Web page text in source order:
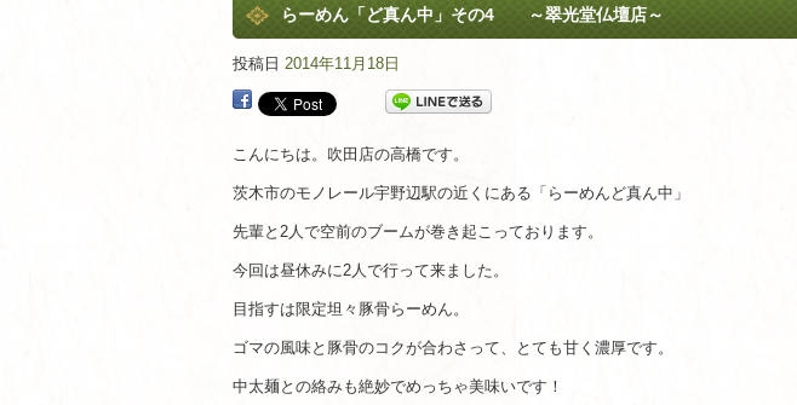
らーめん「ど真ん中」その4 ～翠光堂仏壇店～
投稿日 2014年11月18日
こんにちは。吹田店の高橋です。
茨木市のモノレール宇野辺駅の近くにある「らーめんど真ん中」
先輩と2人で空前のブームが巻き起こっております。
今回は昼休みに2人で行って来ました。
目指すは限定坦々豚骨らーめん。
ゴマの風味と豚骨のコクが合わさって、とても甘く濃厚です。
中太麺との絡みも絶妙でめっちゃ美味いです！